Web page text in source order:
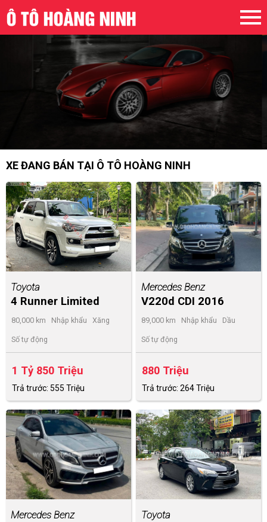
XE ĐANG BÁN TẠI Ô TÔ HOÀNG NINH
Toyota
4 Runner Limited
2015
80,000 km Nhập khẩu Xăng
Số tự động
1 Tỷ 850 Triệu
Trả trước: 555 Triệu
Mercedes Benz
V220d CDI 2016
89,000 km Nhập khẩu Dầu
Số tự động
880 Triệu
Trả trước: 264 Triệu
Mercedes Benz Toyota